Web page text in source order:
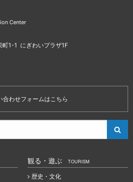
Center
1-1 にぎわいプラザ1F
わせフォームはこちら
観る・遊ぶ TOURISM
歴史・文化